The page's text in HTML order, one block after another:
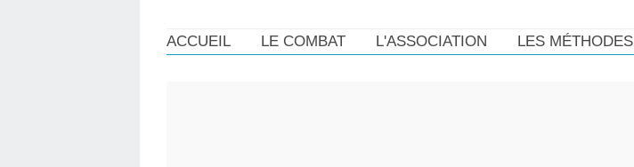
ACCUEIL LE COMBAT L'ASSOCIATION LES MÉTHODES